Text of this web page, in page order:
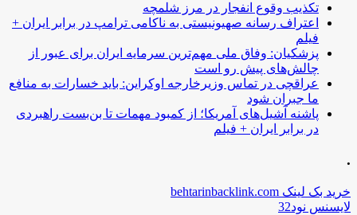
تکذیب وقوع انفجار در مرز شلمچه
اعتراف رسانه صهیونیستی به ناکامی ترامپ در برابر ایران +
فیلم
پزشکیان: وفاق ملی مهم‌ترین سرمایه ایران برای عبور از
چالش‌های پیش رو است
عراقچی در تماس وزیرخارجه اوکراین: باید خسارات به منافع
ما جبران شود
پاشنه آشیل‌های آمریکا؛ از کمبود مهمات تا بن‌بست راهبردی
در برابر ایران + فیلم
.
خرید بک لینک behtarinbacklink.com
لایسنس نود32